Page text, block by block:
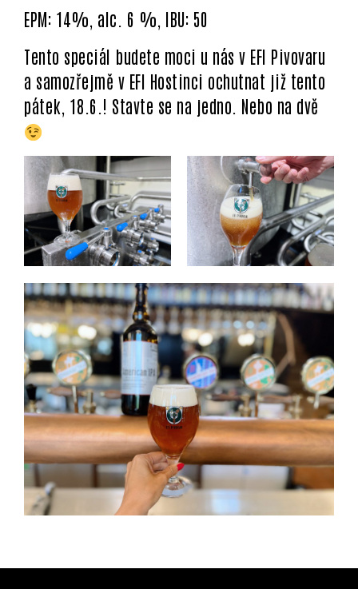
EPM: 14%, alc. 6 %, IBU: 50
Tento speciál budete moci u nás v EFI Pivovaru
a samozřejmě v EFI Hostinci ochutnat již tento
pátek, 18.6.! Stavte se na jedno. Nebo na dvě